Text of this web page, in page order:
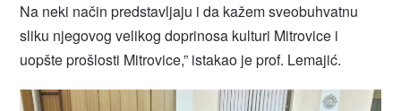
Na neki način predstavljaju i da kažem sveobuhvatnu
sliku njegovog velikog doprinosa kulturi Mitrovice i
uopšte prošlosti Mitrovice,” istakao je prof. Lemajić.